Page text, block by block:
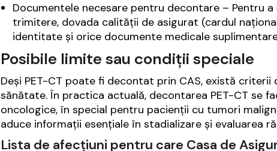
Documentele necesare pentru decontare – Pentru
trimitere, dovada calității de asigurat (cardul
identitate și orice documente medicale
Posibile limite sau condiții speciale
Deși PET-CT poate fi decontat prin CAS, există
sănătate. În practica actuală, decontarea PET-CT se
oncologice, în special pentru pacienții cu tumori
aduce informații esențiale în stadializare și evaluarea
Lista de afecțiuni pentru care Casa de